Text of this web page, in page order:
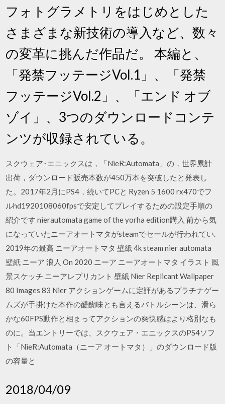
フォトグラメトリをはじめとした
さまざまな新技術の導入など、数々
の変革に挑んだ作品だ。 本編と、
「発禁フッテージVol.1」、「発禁
フッテージVol.2」、「エンド オブ
ゾイ」、3つのダウンロードコンテ
ンツが収録されている。
スクウェア･エニックスは，「NieR:Automata」の，世界累計
出荷，ダウンロード販売本数が450万本を突破したと発表し
た。2017年2月にPS4，続いてPCと Ryzen 5 1600 rx470でフ
ルhd1920108060fpsで安定してプレイするための設定手順の
紹介です nierautomata game of the yorha edition購入 前から気
になっていたニーアオートマタがsteamでセールが行われてい.
2019年の最高 ニーアオートマタ 壁紙 4k steam nier automata
壁紙 ニーア 浪人 On 2020 ニーア ニーアオートマタ イラスト 風
景スケッチ ニーアレプリカント 壁紙 Nier Replicant Wallpaper
80 Images 83 Nier アクションゲームに定評があるプラチナゲー
ムズが手掛けた本作の醍醐味とも言えるバトルシーンは、滑ら
かな60FPS動作と相まってアクションの爽快感はより格別なも
のに。当エントリーでは、スクウェア・エニックスのPS4ソフ
ト「NieR:Automata（ニーア オートマタ）」のダウンロード版
の容量と
2018/04/09